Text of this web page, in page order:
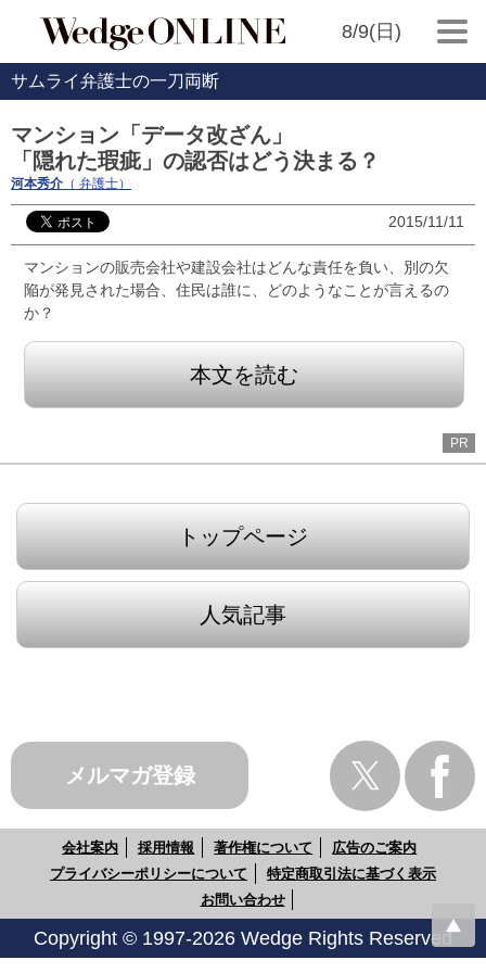
8/9(日)
サムライ弁護士の一刀両断
マンション「データ改ざん」
「隠れた瑕疵」の認否はどう決まる？
河本秀介 （ 弁護士）
2015/11/11
マンションの販売会社や建設会社はどんな責任を負い、別の欠
陥が発見された場合、住民は誰に、どのようなことが言えるの
か？
本文を読む
PR
トップページ
人気記事
メルマガ登録
会社案内 採用情報 著作権について
広告のご案内
プライバシーポリシーについて
特定商取引法に基づく表示
お問い合わせ
Copyright © 1997-2026 Wedge Rights Reserved